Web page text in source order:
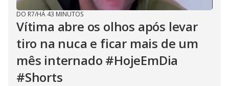
DO R7/HÁ 43 MINUTOS
Vítima abre os olhos após levar
tiro na nuca e ficar mais de um
mês internado #HojeEmDia
#Shorts